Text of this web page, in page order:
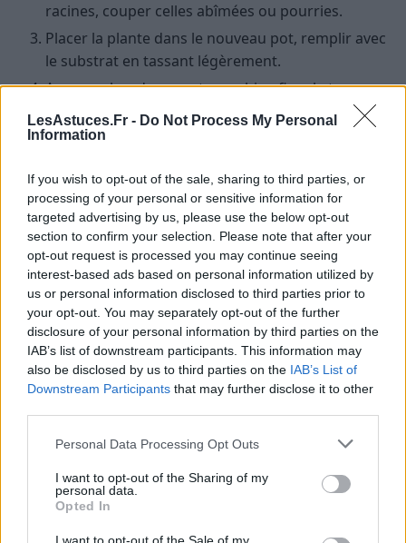
LesAstuces.Fr - Do Not Process My Personal
Information
If you wish to opt-out of the sale, sharing to third parties, or
processing of your personal or sensitive information for
targeted advertising by us, please use the below opt-out
section to confirm your selection. Please note that after your
opt-out request is processed you may continue seeing
interest-based ads based on personal information utilized by
us or personal information disclosed to third parties prior to
your opt-out. You may separately opt-out of the further
disclosure of your personal information by third parties on the
IAB’s list of downstream participants. This information may
also be disclosed by us to third parties on the IAB’s List of
Downstream Participants that may further disclose it to other
Personal Data Processing Opt Outs
I want to opt-out of the Sharing of my
personal data.
Opted In
racines, couper celles abîmées ou pourries.
Placer la plante dans le nouveau pot, remplir avec
le substrat en tassant légèrement.
Arroser abondamment pour bien fixer la terre
autour des racines.
les maladies
Une attention régulière permet de repérer
rapidement les signes de parasites ou de maladies, et
d’intervenir avant que la situation ne devienne
critique.
Les principaux parasites
Aphides :petites insectes verts ou noirs qui
sucent la sève.
Cochenilles :visibles sous forme de petites
bosses blanches ou brunes sur les feuilles ou les
Pucerons :se concentrent souvent sur les jeunes
pousses.